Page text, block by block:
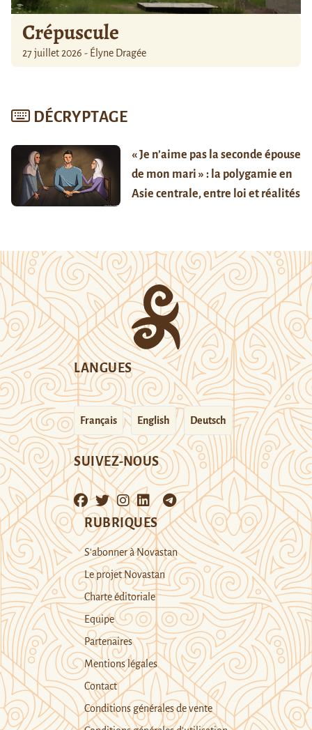
Crépuscule
27 juillet 2026 - Élyne Dragée
DÉCRYPTAGE
« Je n’aime pas la seconde épouse
de mon mari » : la polygamie en
Asie centrale, entre loi et réalités
LANGUES
Français English Deutsch
SUIVEZ-NOUS
RUBRIQUES
S’abonner à Novastan
Le projet Novastan
Charte éditoriale
Equipe
Partenaires
Mentions légales
Contact
Conditions générales de vente